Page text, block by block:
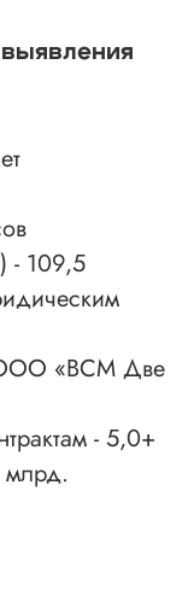
- 109,5
ООО «ВСМ Две
- 5,0+
млрд.